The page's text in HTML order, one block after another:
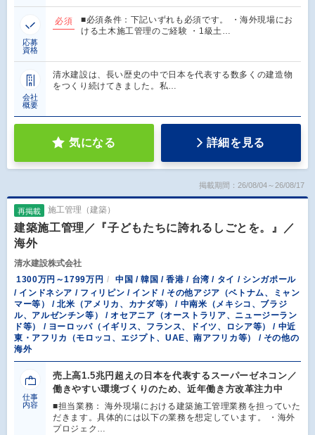
応募
資格
必須
■必須条件：下記いずれも必須です。 ・海外現場にお
ける土木施工管理のご経験 ・1級土…
会社
概要
清水建設は、長い歴史の中で日本を代表する数多くの建造物
をつくり続けてきました。私…
気になる 詳細を見る
掲載期間：26/08/04～26/08/17
再掲載 施工管理（建築）
建築施工管理／『子どもたちに誇れるしごとを。』／
海外
清水建設株式会社
1300万円～1799万円
中国 / 韓国 / 香港 / 台湾 / タイ / シンガポール
/ インドネシア / フィリピン / インド / その他アジア（ベトナム、ミャン
マー等） / 北米（アメリカ、カナダ等） / 中南米（メキシコ、ブラジ
ル、アルゼンチン等） / オセアニア（オーストラリア、ニュージーラン
ド等） / ヨーロッパ（イギリス、フランス、ドイツ、ロシア等） / 中近
東・アフリカ（モロッコ、エジプト、UAE、南アフリカ等） / その他の
海外
仕事
内容
売上高1.5兆円超えの日本を代表するスーパーゼネコン／
働きやすい環境づくりのため、近年働き方改革注力中
■担当業務： 海外現場における建築施工管理業務を担っていた
だきます。具体的には以下の業務を想定しています。 ・海外
プロジェク…